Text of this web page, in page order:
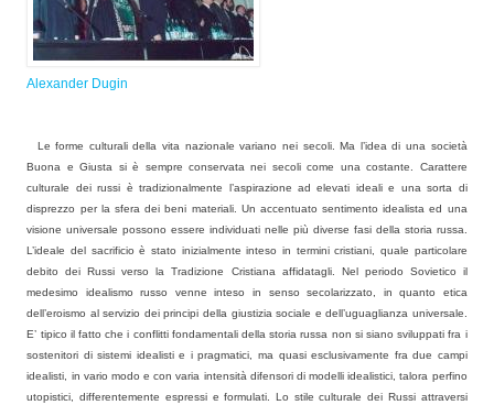
Alexander Dugin
Le forme culturali della vita nazionale variano nei secoli. Ma l’idea di una società
Buona e Giusta si è sempre conservata nei secoli come una costante. Carattere
culturale dei russi è tradizionalmente l’aspirazione ad elevati ideali e una sorta di
disprezzo per la sfera dei beni materiali. Un accentuato sentimento idealista ed una
visione universale possono essere individuati nelle più diverse fasi della storia russa.
L’ideale del sacrificio è stato inizialmente inteso in termini cristiani, quale particolare
debito dei Russi verso la Tradizione Cristiana affidatagli. Nel periodo Sovietico il
medesimo idealismo russo venne inteso in senso secolarizzato, in quanto etica
dell’eroismo al servizio dei principi della giustizia sociale e dell’uguaglianza universale.
E’ tipico il fatto che i conflitti fondamentali della storia russa non si siano sviluppati fra i
sostenitori di sistemi idealisti e i pragmatici, ma quasi esclusivamente fra due campi
idealisti, in vario modo e con varia intensità difensori di modelli idealistici, talora perfino
utopistici, differentemente espressi e formulati. Lo stile culturale dei Russi attraversi